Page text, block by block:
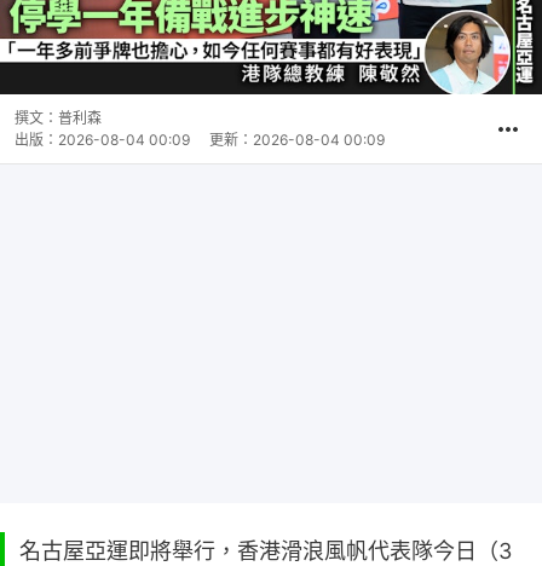
撰文： 普利森
出版： 2026-08-04 00:09 更新： 2026-08-04 00:09
名古屋亞運即將舉行，香港滑浪風帆代表隊今日（3